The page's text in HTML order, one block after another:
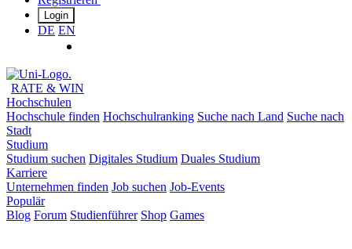
Login
DE EN
RATE & WIN
Hochschulen
Hochschule finden Hochschulranking Suche nach Land Suche nach
Stadt
Studium
Studium suchen Digitales Studium Duales Studium
Karriere
Unternehmen finden Job suchen Job-Events
Populär
Blog Forum Studienführer Shop Games